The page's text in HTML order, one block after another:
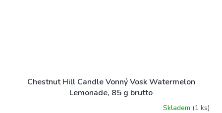
Chestnut Hill Candle Vonný Vosk Watermelon
Lemonade, 85 g brutto
Skladem (1 ks)